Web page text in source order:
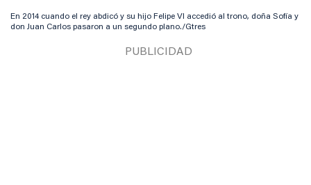
En 2014 cuando el rey abdicó y su hijo Felipe VI accedió al trono, doña Sofía y
don Juan Carlos pasaron a un segundo plano./Gtres